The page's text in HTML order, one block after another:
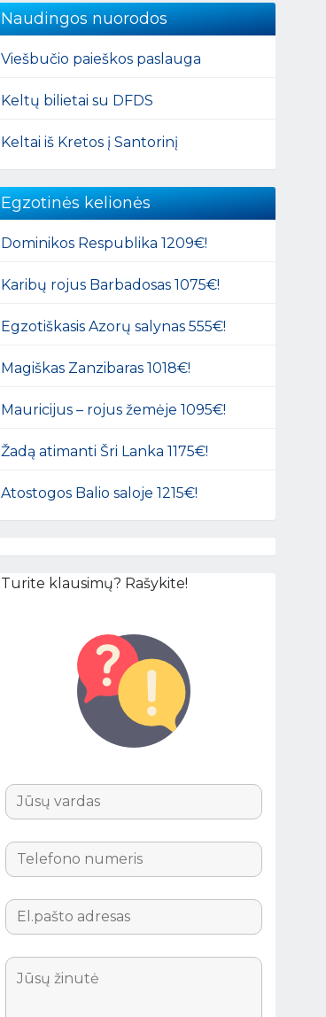
Naudingos nuorodos
Viešbučio paieškos paslauga
Keltų bilietai su DFDS
Keltai iš Kretos į Santorinį
Egzotinės kelionės
Dominikos Respublika 1209€!
Karibų rojus Barbadosas 1075€!
Egzotiškasis Azorų salynas 555€!
Magiškas Zanzibaras 1018€!
Mauricijus – rojus žemėje 1095€!
Žadą atimanti Šri Lanka 1175€!
Atostogos Balio saloje 1215€!
Turite klausimų? Rašykite!